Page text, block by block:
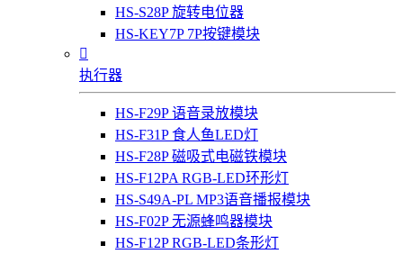
HS-S28P 旋转电位器
HS-KEY7P 7P按键模块

执行器
HS-F29P 语音录放模块
HS-F31P 食人鱼LED灯
HS-F28P 磁吸式电磁铁模块
HS-F12PA RGB-LED环形灯
HS-S49A-PL MP3语音播报模块
HS-F02P 无源蜂鸣器模块
HS-F12P RGB-LED条形灯